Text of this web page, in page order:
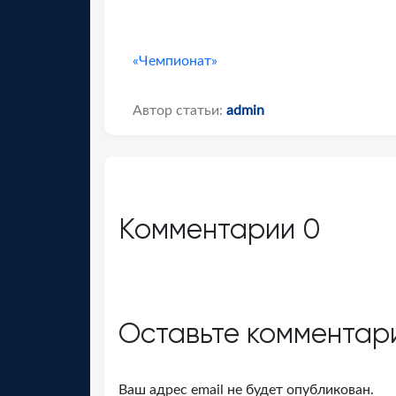
«Чемпионат»
Автор статьи: admin
Комментарии 0
Оставьте
Ваш адрес email не будет опубликован.